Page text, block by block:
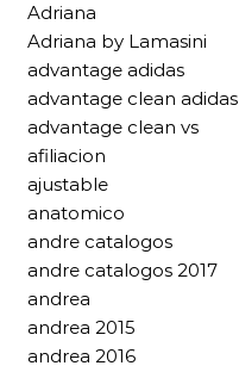
Adriana
Adriana by Lamasini
advantage adidas
advantage clean adidas
advantage clean vs
afiliacion
ajustable
anatomico
andre catalogos
andre catalogos 2017
andrea
andrea 2015
andrea 2016